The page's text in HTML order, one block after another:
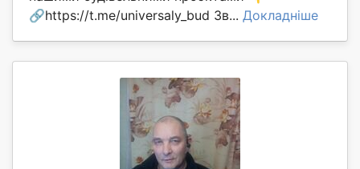
🔗https://t.me/universaly_bud Зв... Докладніше